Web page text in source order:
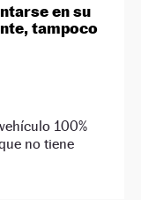
en su
tampoco
100%
no tiene